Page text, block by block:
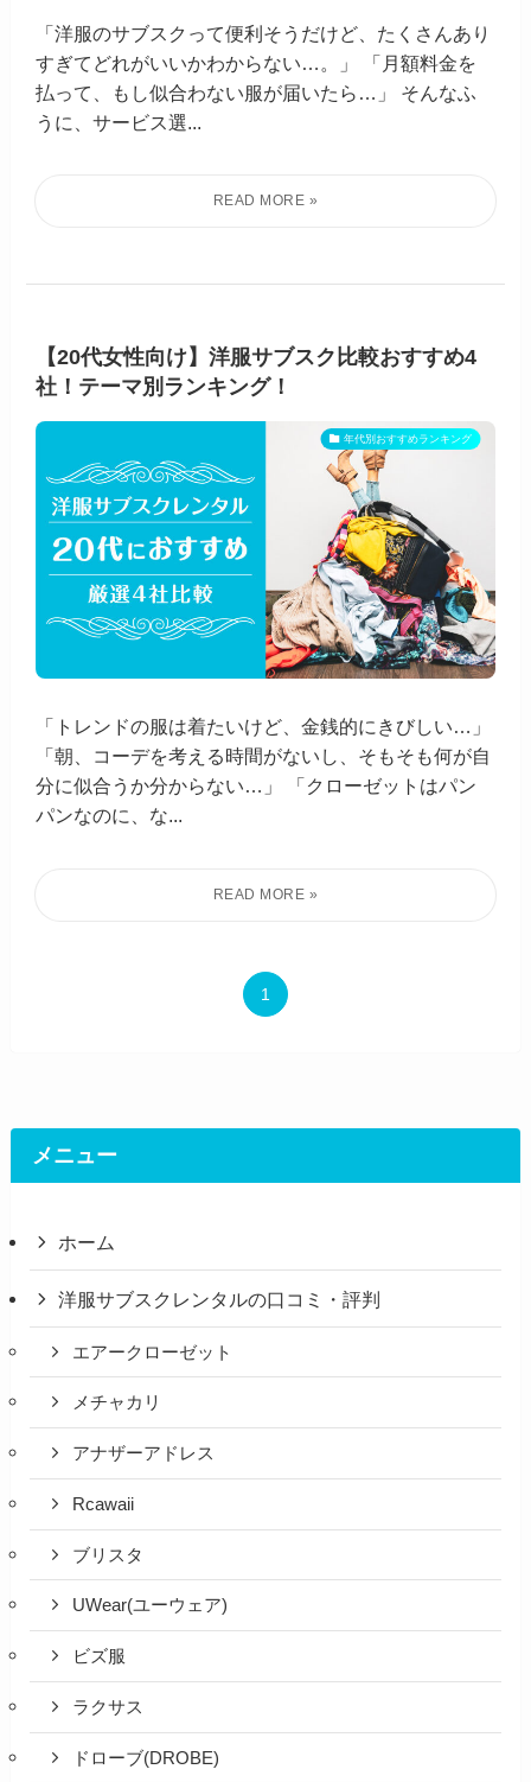
「洋服のサブスクって便利そうだけど、たくさんあり
すぎてどれがいいかわからない…。」 「月額料金を
払って、もし似合わない服が届いたら…」 そんなふ
うに、サービス選...
【20代女性向け】洋服サブスク比較おすすめ4
社！テーマ別ランキング！
年代別おすすめランキング
「トレンドの服は着たいけど、金銭的にきびしい…」
「朝、コーデを考える時間がないし、そもそも何が自
分に似合うか分からない…」 「クローゼットはパン
パンなのに、な...
1
メニュー
ホーム
洋服サブスクレンタルの口コミ・評判
エアークローゼット
メチャカリ
アナザーアドレス
Rcawaii
ブリスタ
UWear(ユーウェア)
ビズ服
ラクサス
ドローブ(DROBE)